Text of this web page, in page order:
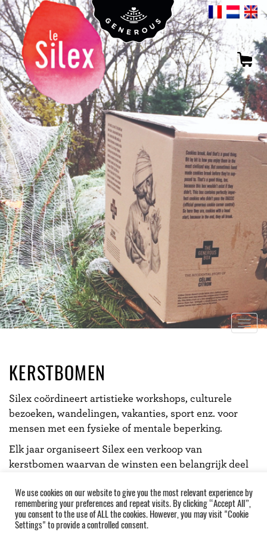
KERSTBOMEN
Silex coördineert artistieke workshops, culturele
bezoeken, wandelingen, vakanties, sport enz. voor
mensen met een fysieke of mentale beperking.
Elk jaar organiseert Silex een verkoop van
kerstbomen waarvan de winsten een belangrijk deel
We use cookies on our website to give you the most relevant experience by
remembering your preferences and repeat visits. By clicking “Accept All”,
you consent to the use of ALL the cookies. However, you may visit "Cookie
Settings" to provide a controlled consent.